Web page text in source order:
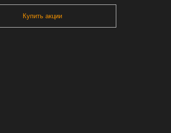
Купить акции